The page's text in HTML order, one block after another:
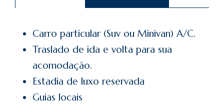
Carro particular (Suv ou Minivan) A/C.
Traslado de ida e volta para sua
acomodação.
Estadia de luxo reservada
Guias locais